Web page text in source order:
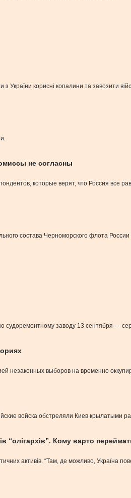
корисні копалини та завозити
не согласны
которые верят, что Россия все
состава Черноморского флота
заводу 13 сентября —
незаконных выборов на временно
войска обстреляли Киев крылатыми
“олігархів”. Кому варто
активів. “Там, де можливо, Україна